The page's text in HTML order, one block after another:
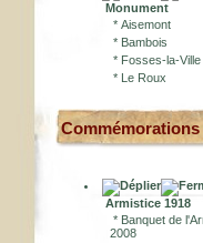
Monument
* Aisemont
* Bambois
* Fosses-la-Ville
* Le Roux
Commémorations
Armistice 1918
* Banquet de
2008